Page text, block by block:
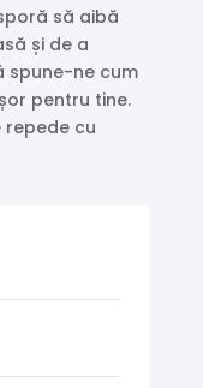
să aibă
și de a
spune-ne cum
pentru tine.
repede cu